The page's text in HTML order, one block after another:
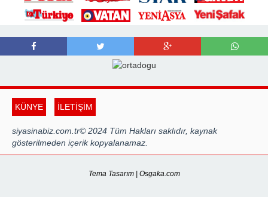
KÜNYE İLETİŞİM
siyasinabiz.com.tr© 2024 Tüm Hakları saklıdır, kaynak
gösterilmeden içerik kopyalanamaz.
Tema Tasarım | Osgaka.com